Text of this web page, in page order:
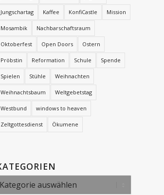
Jungschartag Kaffee KonfiCastle Mission
Mosambik Nachbarschaftsraum
Oktoberfest Open Doors Ostern
Pröbstin Reformation Schule Spende
Spielen Stühle Weihnachten
Weihnachtsbaum Weltgebetstag
Westbund windows to heaven
Zeltgottesdienst Ökumene
Kategorien